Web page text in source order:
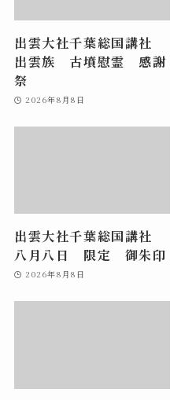
出雲大社千葉総国講社
出雲族 古墳慰霊 感謝
祭
2026年8月8日
出雲大社千葉総国講社
八月八日 限定 御朱印
2026年8月8日